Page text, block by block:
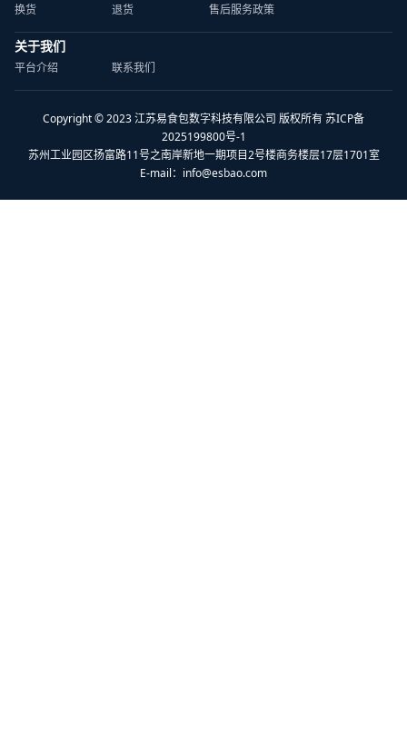
换货 退货 售后服务政策
关于我们
平台介绍 联系我们
Copyright © 2023 江苏易食包数字科技有限公司 版权所有 苏ICP备
2025199800号-1
苏州工业园区扬富路11号之南岸新地一期项目2号楼商务楼层17层1701室
E-mail： info@esbao.com